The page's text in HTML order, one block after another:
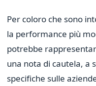
Per coloro che sono
la performance più
potrebbe
una nota di cautela, a
specifiche sulle